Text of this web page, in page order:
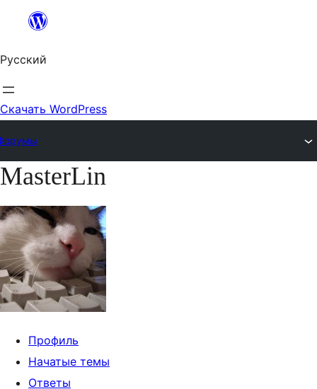
Перейти
содержимому
Русский
Скачать WordPress
Перейти
содержимому
MasterLin
Профиль
Начатые темы
Ответы